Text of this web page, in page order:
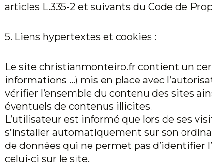
articles L.335-2 et suivants du Code de
5. Liens hypertextes et cookies :
Le site christianmonteiro.fr contient un
informations …) mis en place avec
vérifier l’ensemble du contenu des sites
éventuels de contenus illicites.
L’utilisateur est informé que lors de ses
s’installer automatiquement sur son
de données qui ne permet pas
celui-ci sur le site.